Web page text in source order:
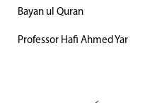
Bayan ul Quran
Professor Hafi Ahmed Yar